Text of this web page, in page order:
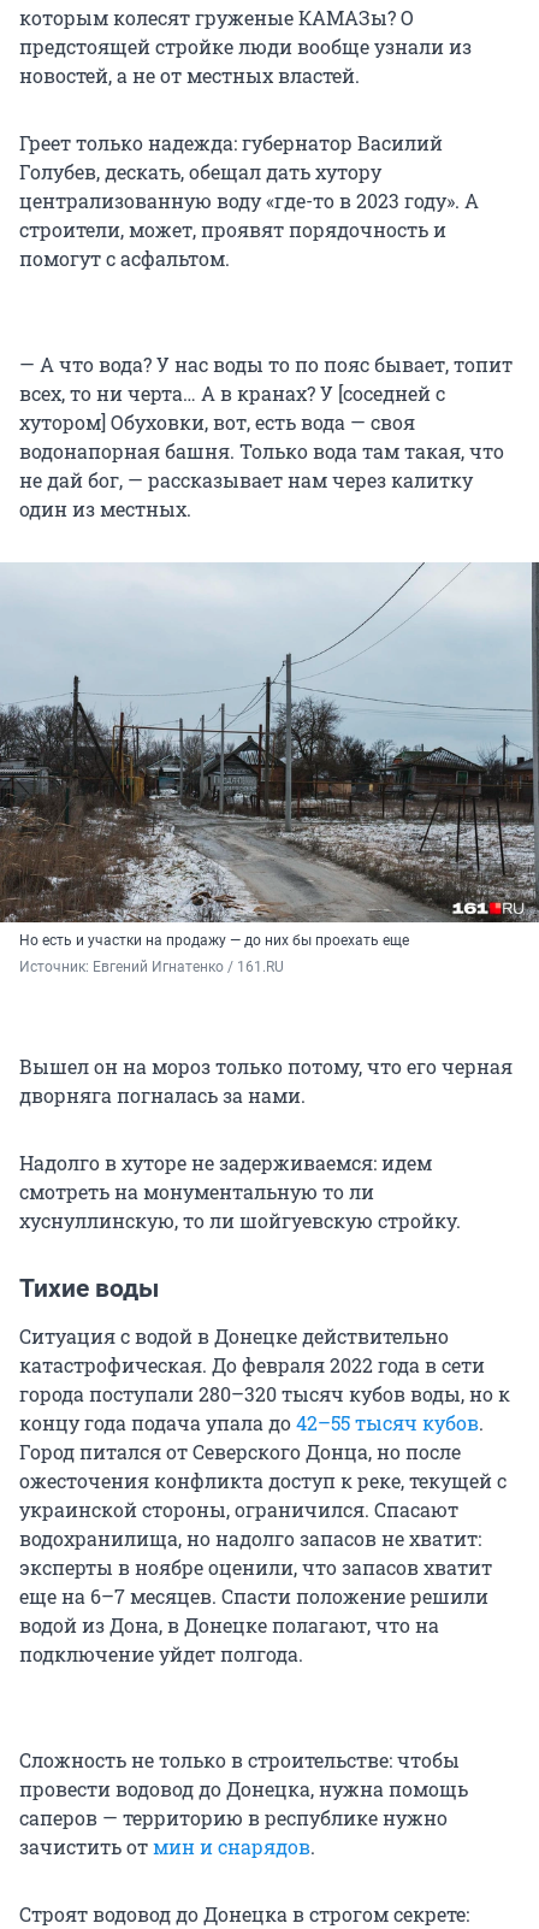
которым колесят груженые КАМАЗы? О
предстоящей стройке люди вообще узнали из
новостей, а не от местных властей.
Греет только надежда: губернатор Василий
Голубев, дескать, обещал дать хутору
централизованную воду «где-то в 2023 году». А
строители, может, проявят порядочность и
помогут с асфальтом.
— А что вода? У нас воды то по пояс бывает, топит
всех, то ни черта… А в кранах? У [соседней с
хутором] Обуховки, вот, есть вода — своя
водонапорная башня. Только вода там такая, что
не дай бог, — рассказывает нам через калитку
один из местных.
Но есть и участки на продажу — до них бы проехать еще
Источник: Евгений Игнатенко / 161.RU
Вышел он на мороз только потому, что его черная
дворняга погналась за нами.
Надолго в хуторе не задерживаемся: идем
смотреть на монументальную то ли
хуснуллинскую, то ли шойгуевскую стройку.
Тихие воды
Ситуация с водой в Донецке действительно
катастрофическая. До февраля 2022 года в сети
города поступали 280–320 тысяч кубов воды, но к
концу года подача упала до42–55 тысяч кубов.
Город питался от Северского Донца, но после
ожесточения конфликта доступ к реке, текущей с
украинской стороны, ограничился. Спасают
водохранилища, но надолго запасов не хватит:
эксперты в ноябре оценили, что запасов хватит
еще на 6–7 месяцев. Спасти положение решили
водой из Дона, в Донецке полагают, что на
подключение уйдет полгода.
Сложность не только в строительстве: чтобы
провести водовод до Донецка, нужна помощь
саперов — территорию в республике нужно
зачистить отмин и снарядов.
Строят водовод до Донецка в строгом секрете: